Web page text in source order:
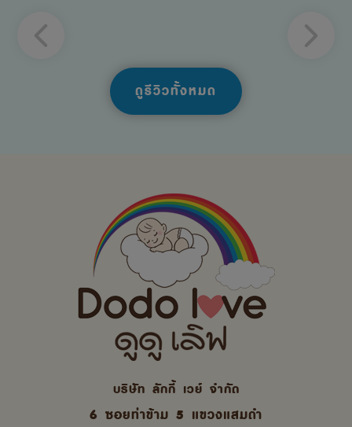
ดูรีวิวทั้งหมด
บริษัท ลักกี้ เวย์ จํากัด
6 ซอยท่าข้าม 5 แขวงแสมดำ